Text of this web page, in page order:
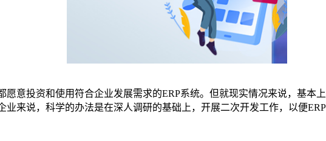
意投资和使用符合企业发展需求的ERP系统。但就现实情况来说，基本
来说，科学的办法是在深人调研的基础上，开展二次开发工作，以便